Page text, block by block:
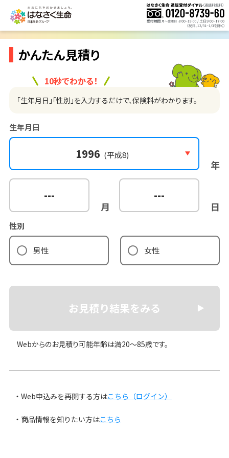
かんたん見積り
10秒でわかる！
「生年月日」「性別」を入力するだけで、保険料がわかります。
生年月日
1996 (平成8)
年
---
月
---
日
性別
男性 女性
お見積り結果をみる
Webからのお見積り可能年齢は満20〜85歳です。
Web申込みを再開する方はこちら（ログイン）
商品情報を知りたい方はこちら